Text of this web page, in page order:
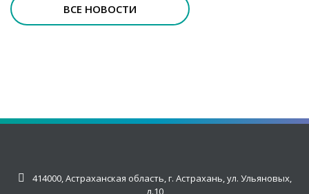
ВСЕ НОВОСТИ
414000, Астраханская область, г. Астрахань, ул. Ульяновых,
д.10